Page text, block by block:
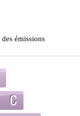
émissions